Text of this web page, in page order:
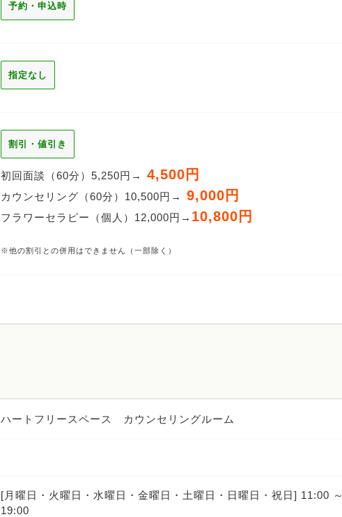
予約・申込時
指定なし
割引・値引き
初回面談（60分）5,250円→ 4,500円
カウンセリング（60分）10,500円→ 9,000円
フラワーセラピー（個人）12,000円→ 10,800円
※他の割引との併用はできません（一部除く）
ハートフリースペース カウンセリングルーム
[月曜日・火曜日・水曜日・金曜日・土曜日・日曜日・祝日] 11:00 ～
19:00